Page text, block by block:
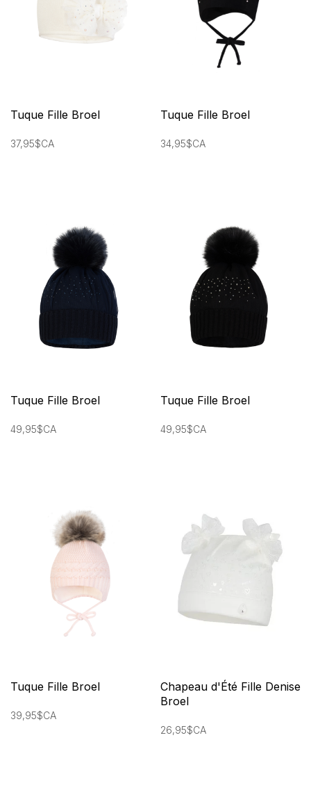
Tuque Fille Broel
37,95$CA
Tuque Fille Broel
34,95$CA
Tuque Fille Broel
49,95$CA
Tuque Fille Broel
49,95$CA
Tuque Fille Broel
39,95$CA
Chapeau d'Été Fille Denise
Broel
26,95$CA